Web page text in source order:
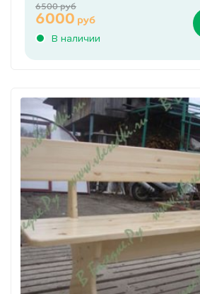
В наличии
6000 руб
6500 руб